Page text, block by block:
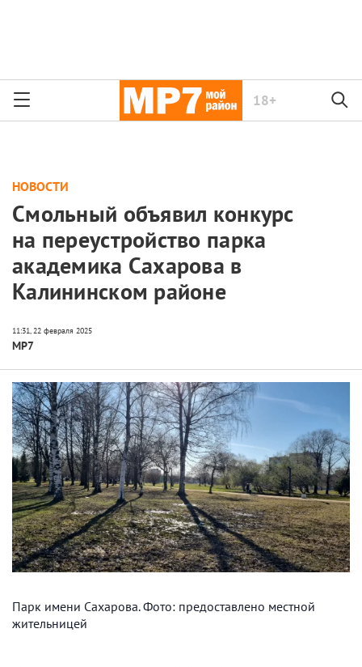
18+
НОВОСТИ
Смольный объявил конкурс
на переустройство парка
академика Сахарова в
Калининском районе
МР7
Парк имени Сахарова. Фото: предоставлено местной
жительницей